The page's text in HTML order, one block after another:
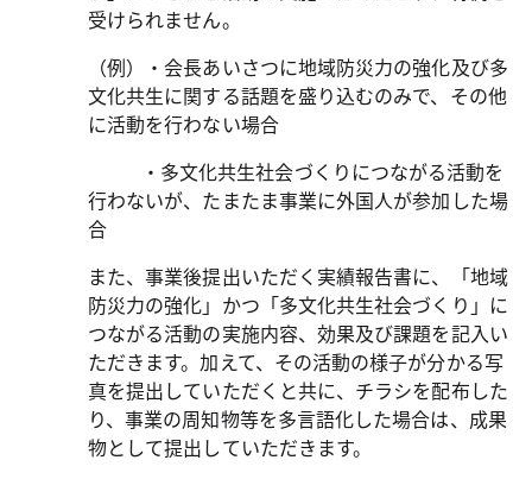
受けられません。
（例）・会長あいさつに地域防災力の強化及び多
文化共生に関する話題を盛り込むのみで、その他
に活動を行わない場合
・多文化共生社会づくりにつながる活動を
行わないが、たまたま事業に外国人が参加した場
合
また、事業後提出いただく実績報告書に、「地域
防災力の強化」かつ「多文化共生社会づくり」に
つながる活動の実施内容、効果及び課題を記入い
ただきます。加えて、その活動の様子が分かる写
真を提出していただくと共に、チラシを配布した
り、事業の周知物等を多言語化した場合は、成果
物として提出していただきます。